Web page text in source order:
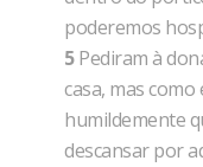
poderemos
5Pediram à
casa, mas
humildemente
descansar por